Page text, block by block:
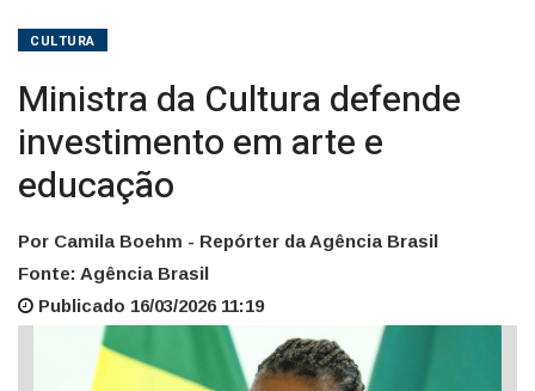
CULTURA
Ministra da Cultura defende
investimento em arte e
educação
Por Camila Boehm - Repórter da Agência Brasil
Fonte: Agência Brasil
Publicado 16/03/2026 11:19